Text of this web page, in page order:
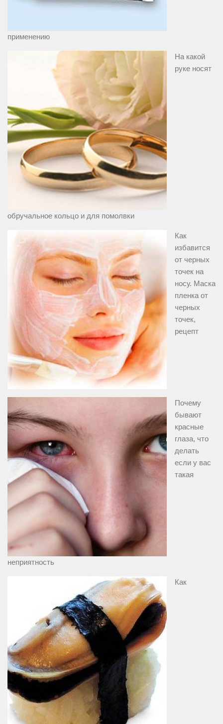
применению
На какой
руке носят
обручальное кольцо и для помолвки
Как
избавится
от черных
точек на
носу. Маска
пленка от
черных
точек,
рецепт
Почему
бывают
красные
глаза, что
делать
если у вас
такая
неприятность
Как